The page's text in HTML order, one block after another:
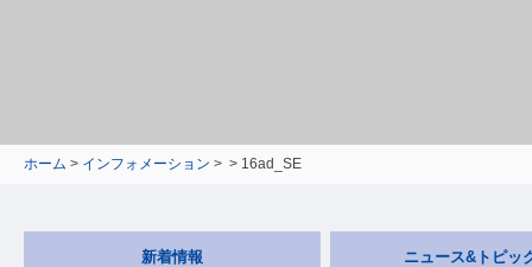
ホーム > インフォメーション > > 16ad_SE
新着情報 ニュース&トピッ